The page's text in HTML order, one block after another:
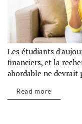
Les étudiants
financiers, et la
abordable ne devrait
Read more